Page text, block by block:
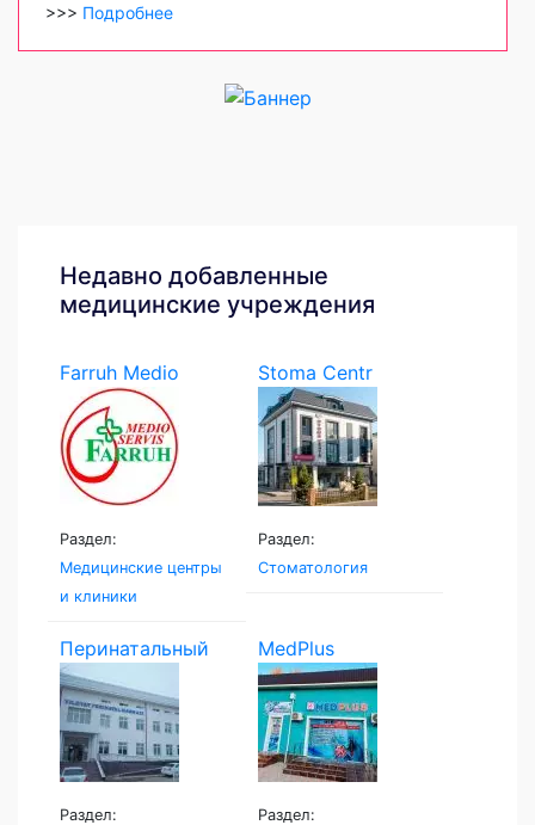
>>> Подробнее
Недавно добавленные
медицинские учреждения
Farruh Medio
Servis
Раздел:
Медицинские центры
и клиники
Stoma Centr
Раздел:
Стоматология
Перинатальный
центр...
Раздел:
MedPlus
Раздел: